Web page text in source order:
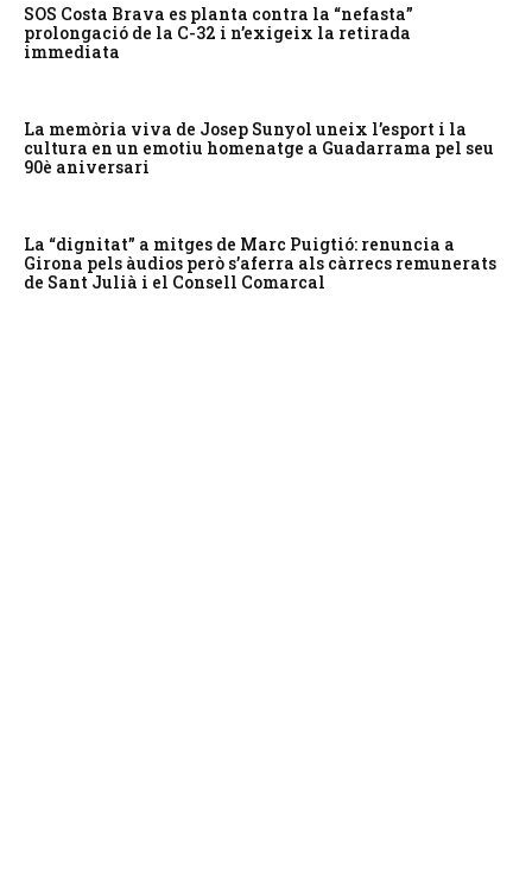
SOS Costa Brava es planta contra la “nefasta”
prolongació de la C-32 i n’exigeix la retirada
immediata
La memòria viva de Josep Sunyol uneix l’esport i la
cultura en un emotiu homenatge a Guadarrama pel seu
90è aniversari
La “dignitat” a mitges de Marc Puigtió: renuncia a
Girona pels àudios però s’aferra als càrrecs remunerats
de Sant Julià i el Consell Comarcal